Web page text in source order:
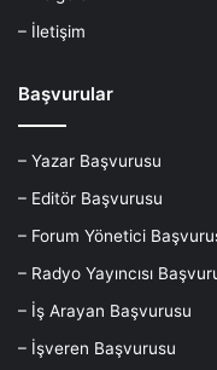
– İletişim
Başvurular
– Yazar Başvurusu
– Editör Başvurusu
– Forum Yönetici
– Radyo Yayıncısı
– İş Arayan Başvurusu
– İşveren Başvurusu